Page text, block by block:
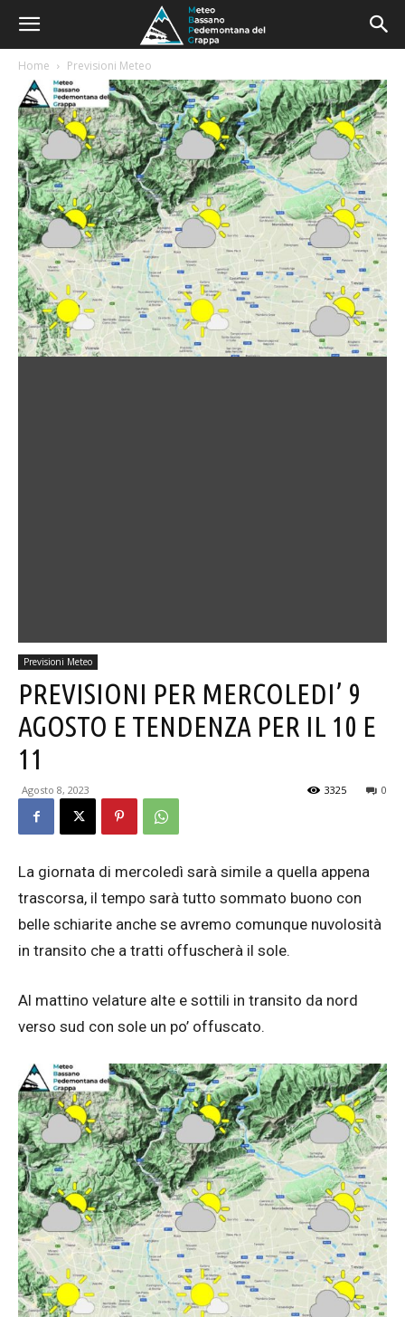
Home Previsioni Meteo
Previsioni Meteo
PREVISIONI PER MERCOLEDI’ 9
AGOSTO E TENDENZA PER IL 10 E
11
Agosto 8, 2023 0
3325
La giornata di mercoledì sarà simile a quella appena
trascorsa, il tempo sarà tutto sommato buono con
belle schiarite anche se avremo comunque nuvolosità
in transito che a tratti offuscherà il sole.
Al mattino velature alte e sottili in transito da nord
verso sud con sole un po’ offuscato.